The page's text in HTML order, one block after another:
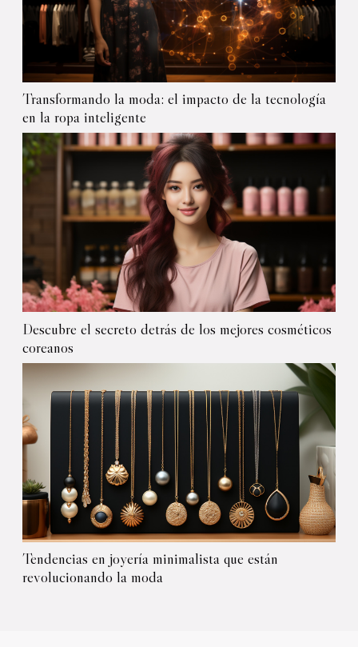
Transformando la moda: el impacto de la tecnología
en la ropa inteligente
Descubre el secreto detrás de los mejores cosméticos
coreanos
Tendencias en joyería minimalista que están
revolucionando la moda